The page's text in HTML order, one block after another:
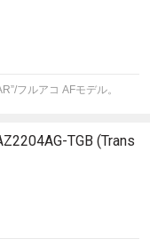
フルアコ AFモデル。
TGB (Trans